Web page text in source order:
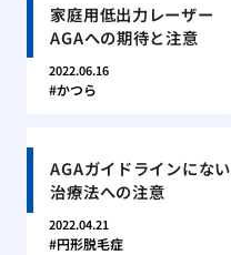
家庭用低出力レーザー
AGAへの期待と注意
2022.06.16
かつら
AGAガイドラインにない
治療法への注意
2022.04.21
円形脱毛症